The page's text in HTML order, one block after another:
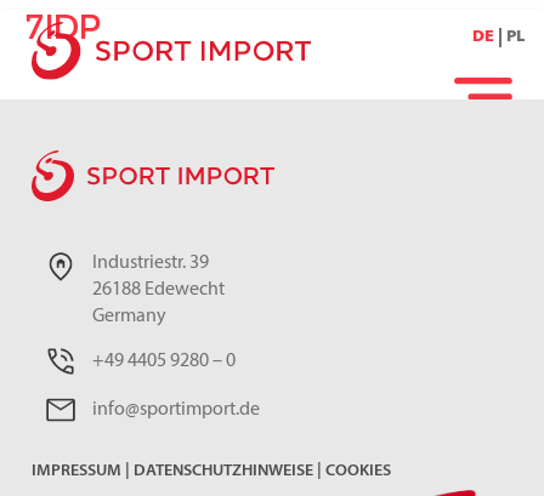
DE PL
7IDP
Industriestr. 39
26188 Edewecht
Germany
+49 4405 9280 – 0
info@sportimport.de
IMPRESSUM DATENSCHUTZHINWEISE COOKIES